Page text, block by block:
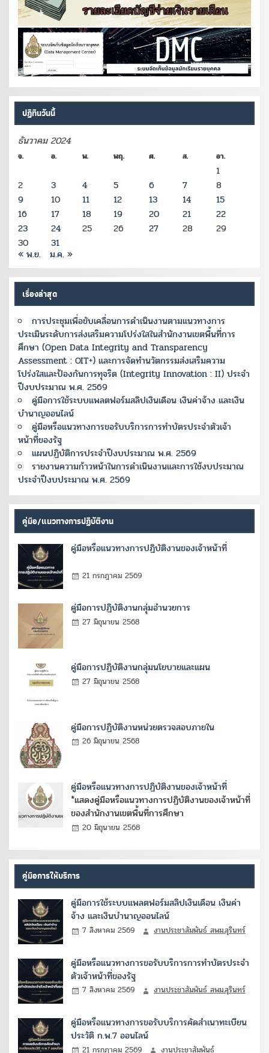
ปฏิทินวันนี้
ธันวาคม 2024
จ. อ. พ. พฤ. ศ. ส. อา.
1
2
3 4 5 6 7
8
9
10 11 12 13 14
15
16
17 18 19 20 21
22
23
24 25 26 27 28
29
30
31
« พ.ย. ม.ค. »
เรื่องล่าสุด
การประชุมเพื่อขับเคลื่อนการดำเนินงานตามแนวทางการ
ประเมินระดับการส่งเสริมความโปร่งใสในสำนักงานเขตพื้นที่การ
ศึกษา (Open Data Integrity and Transparency
Assessment : OIT+) และการจัดทำนวัตกรรมส่งเสริมความ
โปร่งใสและป้องกันการทุจริต (Integrity Innovation : II) ประจำ
ปีงบประมาณ พ.ศ. 2569
คู่มือการใช้ระบบแพลตฟอร์มสลิปเงินเดือน เงินค่าจ้าง และเงิน
บำนาญออนไลน์
คู่มือหรือแนวทางการขอรับบริการการทำบัตรประจำตัวเจ้า
หน้าที่ของรัฐ
แผนปฏิบัติการประจำปีงบประมาณ พ.ศ. 2569
รายงานความก้าวหน้าในการดำเนินงานและการใช้งบประมาณ
ประจำปีงบประมาณ พ.ศ. 2569
คู่มือ/แนวทางการปฏิบัติงาน
คู่มือหรือแนวทางการปฏิบัติงานของเจ้าหน้าที่
21 กรกฎาคม 2569
คู่มือการปฏิบัติงานกลุ่มอำนวยการ
27 มิถุนายน 2568
คู่มือการปฏิบัติงานกลุ่มนโยบายและแผน
27 มิถุนายน 2568
คู่มือการปฏิบัติงานหน่วยตรวจสอบภายใน
26 มิถุนายน 2568
คู่มือหรือแนวทางการปฏิบัติงานของเจ้าหน้าที่
*แสดงคู่มือหรือแนวทางการปฏิบัติงานของเจ้าหน้าที่
ของสำนักงานเขตพื้นที่การศึกษา
20 มิถุนายน 2568
คู่มือการให้บริการ
คู่มือการใช้ระบบแพลตฟอร์มสลิปเงินเดือน เงินค่า
จ้าง และเงินบำนาญออนไลน์
7 สิงหาคม 2569 งานประชาสัมพันธ์ สพม.สุรินทร์
คู่มือหรือแนวทางการขอรับบริการการทำบัตรประจำ
ตัวเจ้าหน้าที่ของรัฐ
7 สิงหาคม 2569 งานประชาสัมพันธ์ สพม.สุรินทร์
คู่มือหรือแนวทางการขอรับบริการคัดสำเนาทะเบียน
ประวัติ ก.พ.7 ออนไลน์
21 กรกฎาคม 2569 งานประชาสัมพันธ์